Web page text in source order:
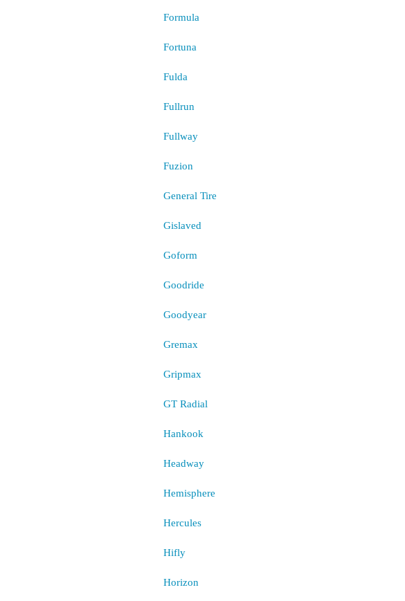
Formula
Fortuna
Fulda
Fullrun
Fullway
Fuzion
General Tire
Gislaved
Goform
Goodride
Goodyear
Gremax
Gripmax
GT Radial
Hankook
Headway
Hemisphere
Hercules
Hifly
Horizon